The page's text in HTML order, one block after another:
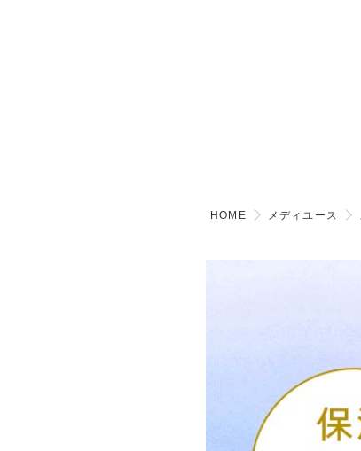
HOME メディユース